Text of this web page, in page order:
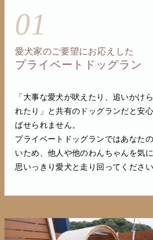
01
愛犬家のご要望にお応えした
プライベートドッグラン
「大事な愛犬が吠えたり、追いかけ
れたり」と共有のドッグランだと安
ばせられません。
プライベートドッグランではあなた
いため、他人や他のわんちゃんを気
思いっきり愛犬と走り回ってください